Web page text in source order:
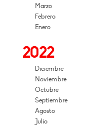
Marzo
Febrero
Enero
2022
Diciembre
Noviembre
Octubre
Septiembre
Agosto
Julio